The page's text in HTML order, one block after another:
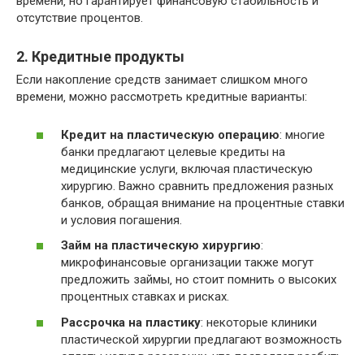
отсутствие процентов.
2. Кредитные продукты
Если накопление средств занимает слишком много
времени‚ можно рассмотреть кредитные варианты:
Кредит на пластическую операцию: многие
банки предлагают целевые кредиты на
медицинские услуги‚ включая пластическую
хирургию. Важно сравнить предложения разных
банков‚ обращая внимание на процентные ставки
и условия погашения.
Займ на пластическую хирургию:
микрофинансовые организации также могут
предложить займы‚ но стоит помнить о высоких
процентных ставках и рисках.
Рассрочка на пластику: некоторые клиники
пластической хирургии предлагают возможность